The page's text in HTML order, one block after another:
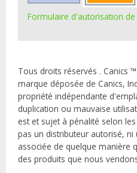
Formulaire d'autorisation
Tous droits réservés . Canics
marque déposée de Canics,
propriété indépendante
duplication ou mauvaise
est et sujet à pénalité selon
pas un distributeur autorisé,
associée de quelque manière
des produits que nous